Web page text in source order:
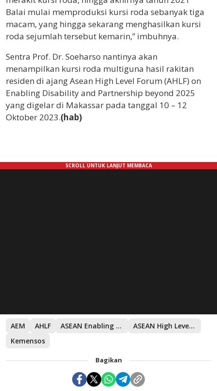
Balai mulai memproduksi kursi roda sebanyak tiga
macam, yang hingga sekarang menghasilkan kursi
roda sejumlah tersebut kemarin,” imbuhnya.
Sentra Prof. Dr. Soeharso nantinya akan
menampilkan kursi roda multiguna hasil rakitan
residen di ajang Asean High Level Forum (AHLF) on
Enabling Disability and Partnership beyond 2025
yang digelar di Makassar pada tanggal 10 – 12
Oktober 2023.(hab)
AEM AHLF ASEAN Enabling Masterplan
ASEAN High Level Forum
Kemensos
Bagikan